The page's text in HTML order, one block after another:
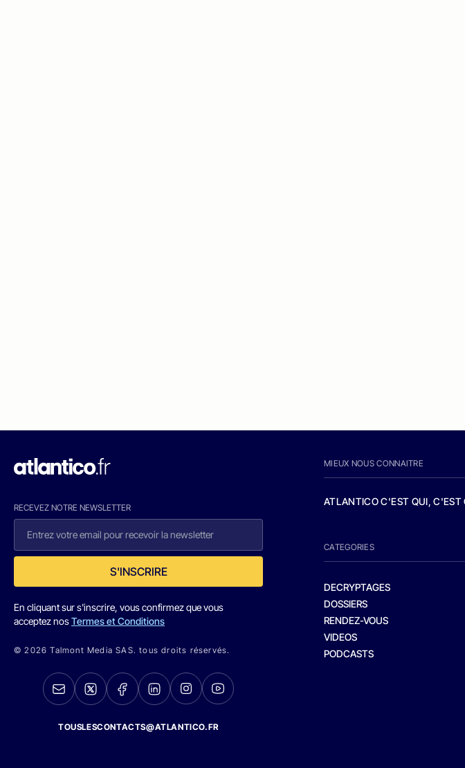
RECEVEZ NOTRE NEWSLETTER
S'INSCRIRE
En cliquant sur s'inscrire, vous confirmez que vous
acceptez nosTermes et Conditions
© 2026 Talmont Media SAS. tous droits réservés.
TOUSLESCONTACTS@ATLANTICO.FR
MIEUX NOUS CONNAITRE
ATLANTICO C'EST QUI, C'EST
CATEGORIES
DECRYPTAGES
DOSSIERS
RENDEZ-VOUS
VIDEOS
PODCASTS